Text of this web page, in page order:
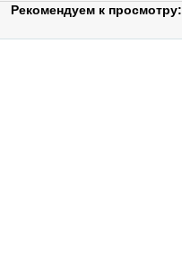
Рекомендуем к просмотру: